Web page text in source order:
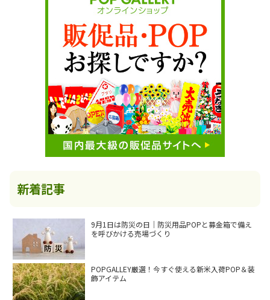
新着記事
9月1日は防災の日｜防災用品POPと募金箱で備え
を呼びかける売場づくり
POPGALLEY厳選！今すぐ使える新米入荷POP＆装
飾アイテム